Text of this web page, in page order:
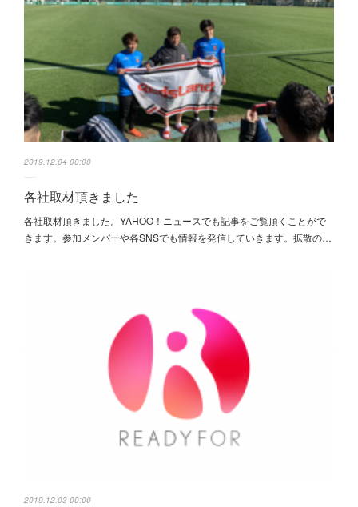
2019.12.04 00:00
各社取材頂きました
各社取材頂きました。YAHOO！ニュースでも記事をご覧頂くことがで
きます。参加メンバーや各SNSでも情報を発信していきます。拡散の…
2019.12.03 00:00